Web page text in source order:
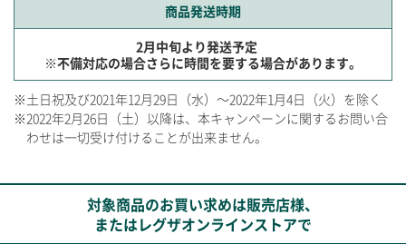
商品発送時期
2月中旬より発送予定
※不備対応の場合さらに時間を要する場合があります。
※土日祝及び2021年12月29日（水）～2022年1月4日（火）を除く
※2022年2月26日（土）以降は、本キャンペーンに関するお問い合
わせは一切受け付けることが出来ません。
対象商品のお買い求めは販売店様、
またはレグザオンラインストアで